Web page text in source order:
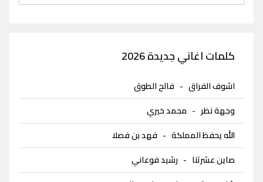
كلمات اغاني جديدة 2026
اشوف الفراق - فالح الطوق
وجهة نظر - محمد خيري
الله يحفظ المملكة - فهد بن فصلا
صاين عشرتنا - رشيد فوعاني